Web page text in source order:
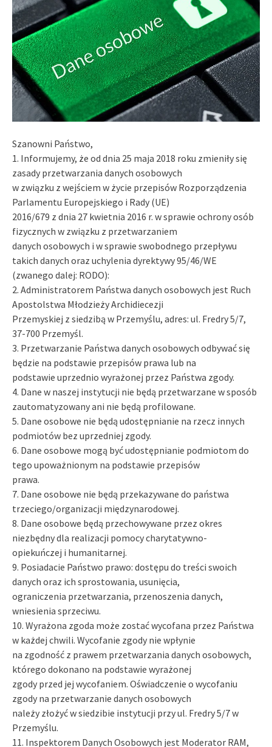
Szanowni Państwo,
1. Informujemy, że od dnia 25 maja 2018 roku zmieniły się
zasady przetwarzania danych osobowych
w związku z wejściem w życie przepisów Rozporządzenia
Parlamentu Europejskiego i Rady (UE)
2016/679 z dnia 27 kwietnia 2016 r. w sprawie ochrony osób
fizycznych w związku z przetwarzaniem
danych osobowych i w sprawie swobodnego przepływu
takich danych oraz uchylenia dyrektywy 95/46/WE
(zwanego dalej: RODO):
2. Administratorem Państwa danych osobowych jest Ruch
Apostolstwa Młodzieży Archidiecezji
Przemyskiej z siedzibą w Przemyślu, adres: ul. Fredry 5/7,
37-700 Przemyśl.
3. Przetwarzanie Państwa danych osobowych odbywać się
będzie na podstawie przepisów prawa lub na
podstawie uprzednio wyrażonej przez Państwa zgody.
4. Dane w naszej instytucji nie będą przetwarzane w sposób
zautomatyzowany ani nie będą profilowane.
5. Dane osobowe nie będą udostępnianie na rzecz innych
podmiotów bez uprzedniej zgody.
6. Dane osobowe mogą być udostępnianie podmiotom do
tego upoważnionym na podstawie przepisów
prawa.
7. Dane osobowe nie będą przekazywane do państwa
trzeciego/organizacji międzynarodowej.
8. Dane osobowe będą przechowywane przez okres
niezbędny dla realizacji pomocy charytatywno-
opiekuńczej i humanitarnej.
9. Posiadacie Państwo prawo: dostępu do treści swoich
danych oraz ich sprostowania, usunięcia,
ograniczenia przetwarzania, przenoszenia danych,
wniesienia sprzeciwu.
10. Wyrażona zgoda może zostać wycofana przez Państwa
w każdej chwili. Wycofanie zgody nie wpłynie
na zgodność z prawem przetwarzania danych osobowych,
którego dokonano na podstawie wyrażonej
zgody przed jej wycofaniem. Oświadczenie o wycofaniu
zgody na przetwarzanie danych osobowych
należy złożyć w siedzibie instytucji przy ul. Fredry 5/7 w
Przemyślu.
11. Inspektorem Danych Osobowych jest Moderator RAM,